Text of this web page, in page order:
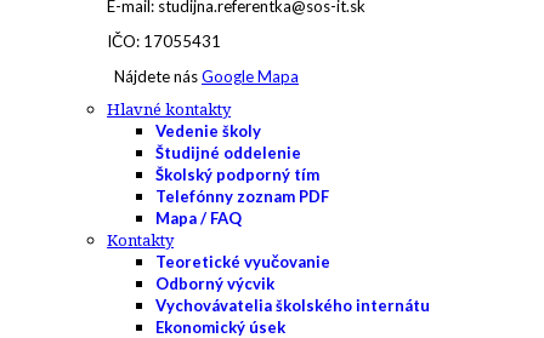
E-mail: studijna.referentka@sos-it.sk
IČO: 17055431
Nájdete násGoogle Mapa
Hlavné kontakty
Vedenie školy
Študijné oddelenie
Školský podporný tím
Telefónny zoznam PDF
Mapa / FAQ
Kontakty
Teoretické vyučovanie
Odborný výcvik
Vychovávatelia školského internátu
Ekonomický úsek